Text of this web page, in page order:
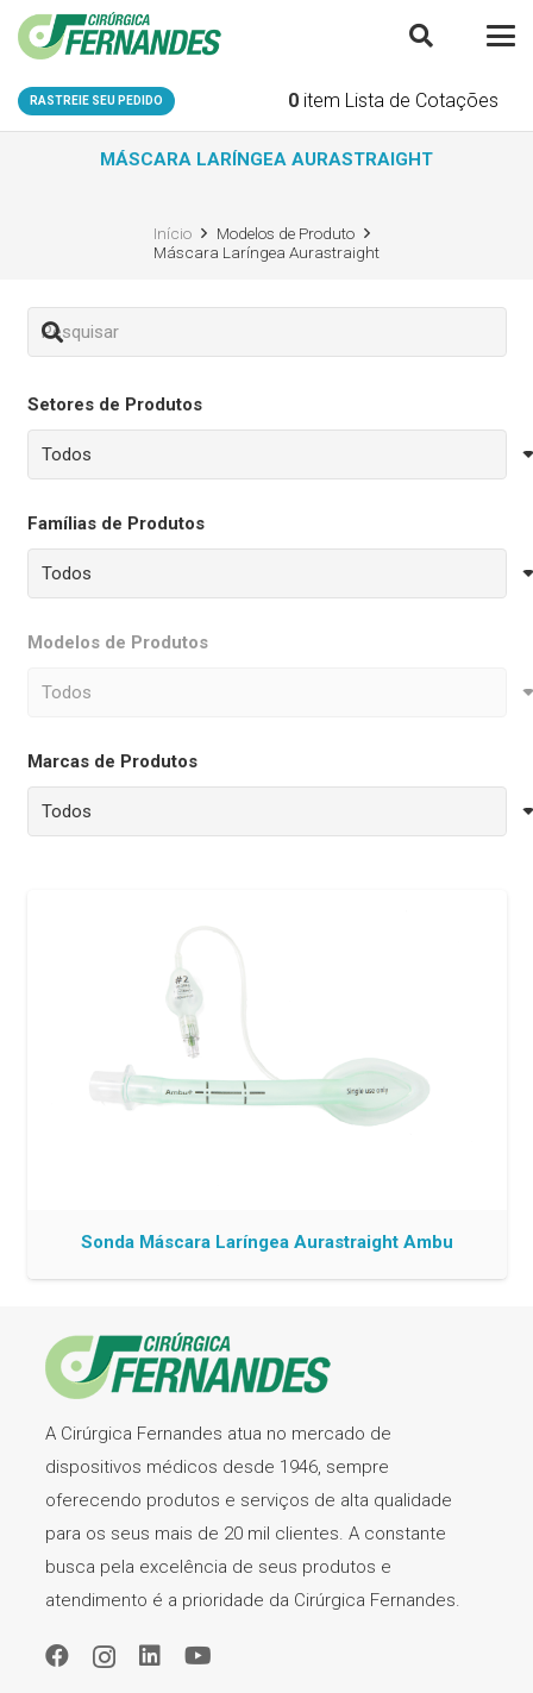
RASTREIE SEU PEDIDO 0 item Lista de Cotações
MÁSCARA LARÍNGEA AURASTRAIGHT
Início
Modelos de Produto
Máscara Laríngea Aurastraight
Setores de Produtos
Famílias de Produtos
Modelos de Produtos
Marcas de Produtos
Sonda Máscara Laríngea Aurastraight Ambu
A Cirúrgica Fernandes atua no mercado de
dispositivos médicos desde 1946, sempre
oferecendo produtos e serviços de alta qualidade
para os seus mais de 20 mil clientes. A constante
busca pela excelência de seus produtos e
atendimento é a prioridade da Cirúrgica Fernandes.